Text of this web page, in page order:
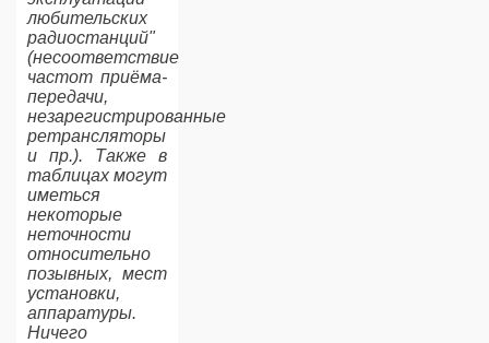
любительских
радиостанций"
(несоответствие
частот приёма-
передачи,
незарегистрированные
ретрансляторы
и пр.). Также в
таблицах могут
иметься
некоторые
неточности
относительно
позывных, мест
установки,
аппаратуры.
Ничего